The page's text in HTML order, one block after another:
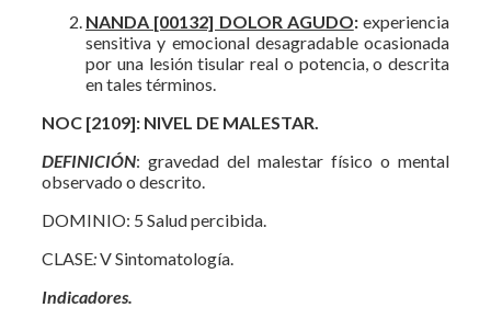
NANDA [00132] DOLOR AGUDO:experiencia
sensitiva y emocional desagradable ocasionada
por una lesión tisular real o potencia, o descrita
en tales términos.
NOC [2109]: NIVEL DE MALESTAR.
DEFINICIÓN: gravedad del malestar físico o mental
observado o descrito.
DOMINIO: 5 Salud percibida.
CLASE:V Sintomatología.
Indicadores.